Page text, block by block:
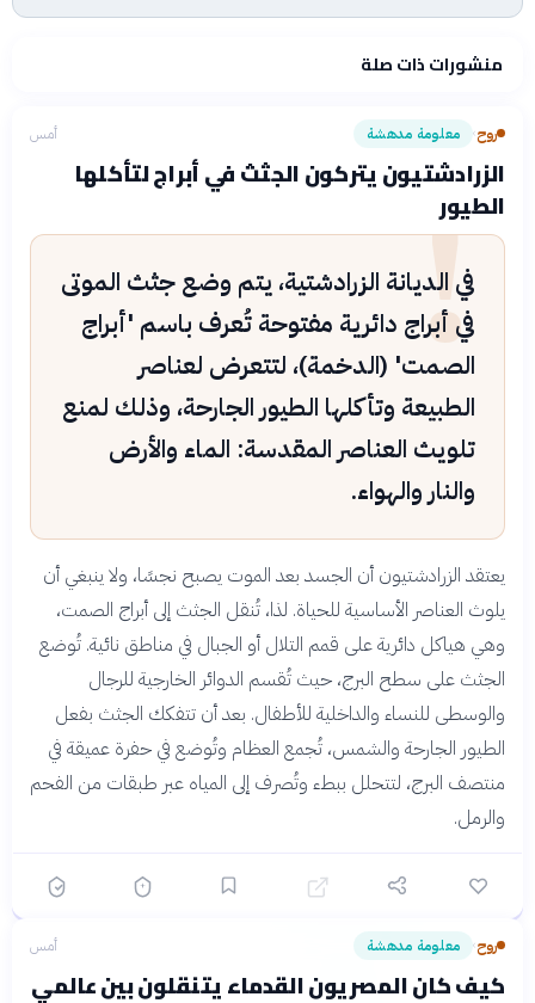
منشورات ذات صلة
روح› معلومة مدهشة أمس
الزرادشتيون يتركون الجثث في أبراج لتأكلها
الطيور
!
في الديانة الزرادشتية، يتم وضع جثث الموتى
في أبراج دائرية مفتوحة تُعرف باسم 'أبراج
الصمت' (الدخمة)، لتتعرض لعناصر
الطبيعة وتأكلها الطيور الجارحة، وذلك لمنع
تلويث العناصر المقدسة: الماء والأرض
والنار والهواء.
يعتقد الزرادشتيون أن الجسد بعد الموت يصبح نجسًا، ولا ينبغي أن
يلوث العناصر الأساسية للحياة. لذا، تُنقل الجثث إلى أبراج الصمت،
وهي هياكل دائرية على قمم التلال أو الجبال في مناطق نائية. تُوضع
الجثث على سطح البرج، حيث تُقسم الدوائر الخارجية للرجال
والوسطى للنساء والداخلية للأطفال. بعد أن تتفكك الجثث بفعل
الطيور الجارحة والشمس، تُجمع العظام وتُوضع في حفرة عميقة في
منتصف البرج، لتتحلل ببطء وتُصرف إلى المياه عبر طبقات من الفحم
والرمل.
روح› معلومة مدهشة أمس
كيف كان المصريون القدماء يتنقلون بين عالمي